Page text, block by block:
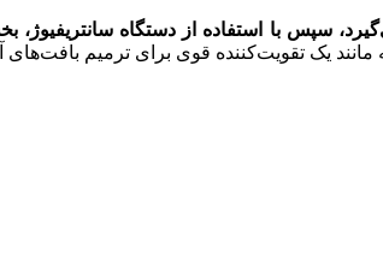
سپس با استفاده از دستگاه سانتریفیوژ،
یک تقویت‌کننده قوی برای ترمیم